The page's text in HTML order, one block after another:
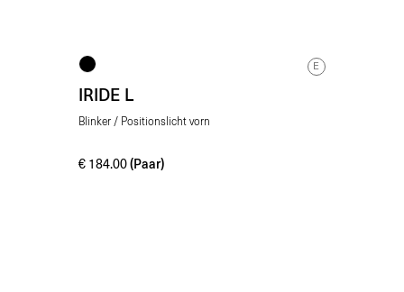
E
IRIDE L
Blinker / Positionslicht vorn
€ 184.00 (Paar)